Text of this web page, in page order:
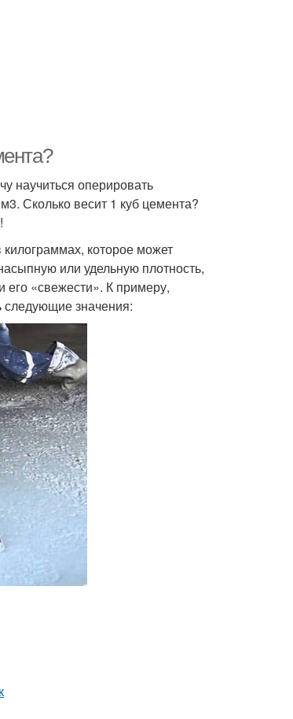
научиться оперировать
Сколько весит 1 куб цемента?
которое может
или удельную плотность,
его «свежести». К примеру,
следующие значения: